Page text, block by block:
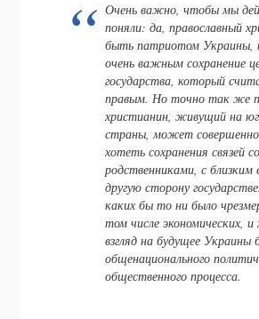
Очень важно, чтобы мы
поняли: да, православный
быть патриотом Украины,
очень важным сохранение
государства, который
правым. Но точно так же
христианин, живущий на
страны, может совершенно
хотеть сохранения связей
родственниками, с близким
другую сторону
каких бы то ни было
том числе экономических,
взгляд на будущее Украины
общенационального
общественного процесса.